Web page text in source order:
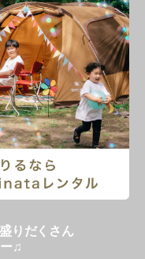
りだくさん
♫